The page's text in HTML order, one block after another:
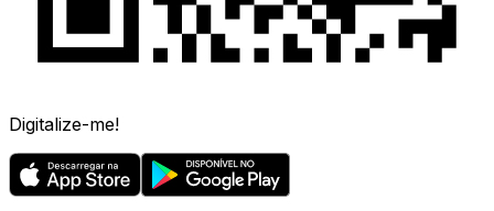
Digitalize-me!